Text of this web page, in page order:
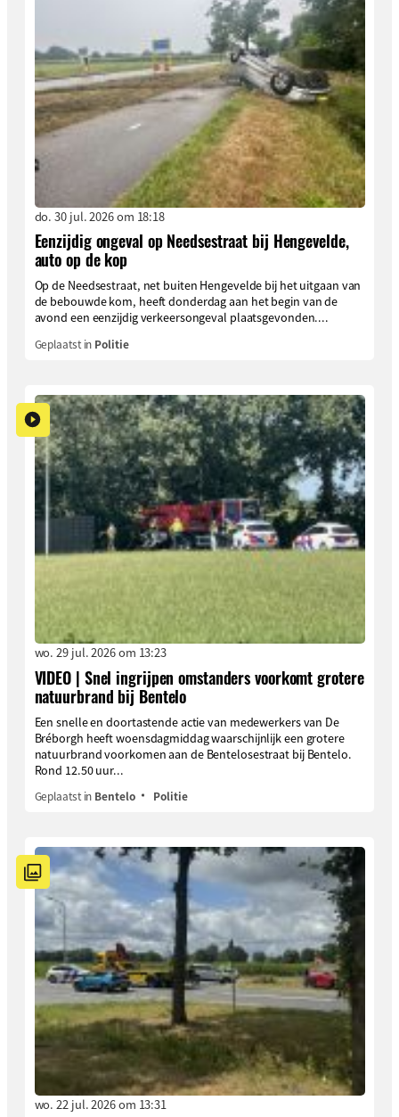
do. 30 jul. 2026 om 18:18
Eenzijdig ongeval op Needsestraat bij Hengevelde,
auto op de kop
Op de Needsestraat, net buiten Hengevelde bij het uitgaan van
de bebouwde kom, heeft donderdag aan het begin van de
avond een eenzijdig verkeersongeval plaatsgevonden....
Geplaatst in Politie
wo. 29 jul. 2026 om 13:23
VIDEO | Snel ingrijpen omstanders voorkomt grotere
natuurbrand bij Bentelo
Een snelle en doortastende actie van medewerkers van De
Bréborgh heeft woensdagmiddag waarschijnlijk een grotere
natuurbrand voorkomen aan de Bentelosestraat bij Bentelo.
Rond 12.50 uur...
Geplaatst in Bentelo Politie
wo. 22 jul. 2026 om 13:31